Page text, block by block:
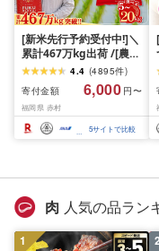
[新米先行予約受付中!]＼
累計467万kg出荷 /[農家
応援米]訳あり 令和7年産
令和8年産ふくきらり 夢
つくし 5kg 10kg 15kg
20kg [選べる品種・内容
量・出荷時期]複数原料
米 白米 精米 国産 限定
グ
4.4 (4895件)
寄付金額
6,000 円〜
福岡県 赤村
5サイトで比較
肉 人気の品ラン
1 2